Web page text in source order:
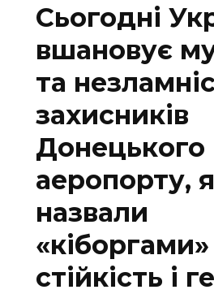
Сьогодні
вшановує
та
захисників
Донецького
аеропорту,
назвали
стійкість і